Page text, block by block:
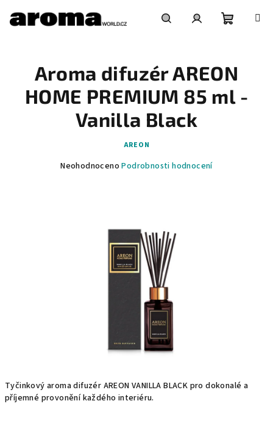
obsah
košík
Tyčinkový aroma difuzér AREON VANILLA BLACK pro dokonalé a
příjemné provonění každého interiéru.
Aroma difuzér AREON
HOME PREMIUM 85 ml -
Vanilla Black
AREON
Průměrné
Neohodnoceno Podrobnosti hodnocení